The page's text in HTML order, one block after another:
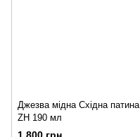
Джезва мідна Східна патина
ZH 190 мл